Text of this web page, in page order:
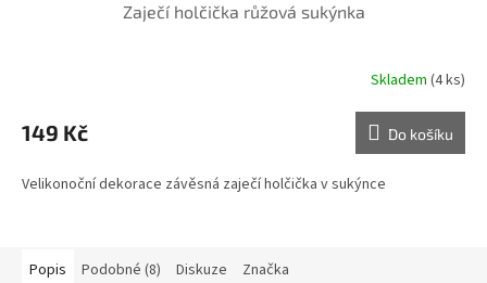
Zaječí holčička růžová sukýnka
Skladem (4 ks)
149 Kč Do košíku
Velikonoční dekorace závěsná zaječí holčička v sukýnce
Popis Podobné (8) Diskuze Značka